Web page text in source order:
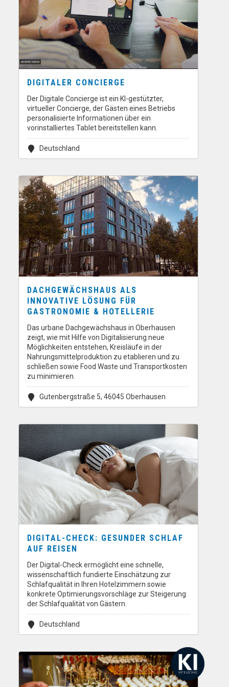
DIGITALER CONCIERGE
Der Digitale Concierge ist ein KI-gestützter,
virtueller Concierge, der Gästen eines Betriebs
personalisierte Informationen über ein
vorinstalliertes Tablet bereitstellen kann.
Deutschland
DACHGEWÄCHSHAUS ALS
INNOVATIVE LÖSUNG FÜR
GASTRONOMIE & HOTELLERIE
Das urbane Dachgewächshaus in Oberhausen
zeigt, wie mit Hilfe von Digitalisierung neue
Möglichkeiten entstehen, Kreisläufe in der
Nahrungsmittelproduktion zu etablieren und zu
schließen sowie Food Waste und Transportkosten
zu minimieren.
Gutenbergstraße 5, 46045 Oberhausen
DIGITAL-CHECK: GESUNDER SCHLAF
AUF REISEN
Der Digital-Check ermöglicht eine schnelle,
wissenschaftlich fundierte Einschätzung zur
Schlafqualität in Ihren Hotelzimmern sowie
konkrete Optimierungsvorschläge zur Steigerung
der Schlafqualität von Gästern.
Deutschland